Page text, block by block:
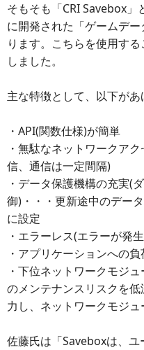
そもそも「CRI Savebox
に開発された「ゲームデ
ります。こちらを使用す
しました。
主な特徴として、以下があ
・API(関数仕様)が簡単
・無駄なネットワークア
信、通信は一定間隔)
・データ保護機構の充実(
御)・・・更新途中のデー
に設定
・エラーレス(エラーが発
・アプリケーションへの
・下位ネットワークモジ
のメンテナンスリスクを
力し、ネットワークモジ
佐藤氏は「Saveboxは、